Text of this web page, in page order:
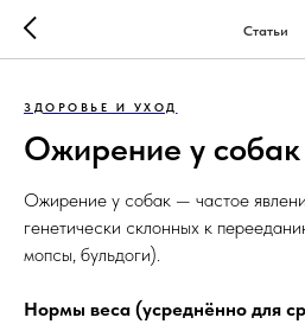
Статьи
ЗДОРОВЬЕ И УХОД
Ожирение у собак
Ожирение у собак — частое
генетически склонных к
мопсы, бульдоги).
Нормы веса (усреднённо для